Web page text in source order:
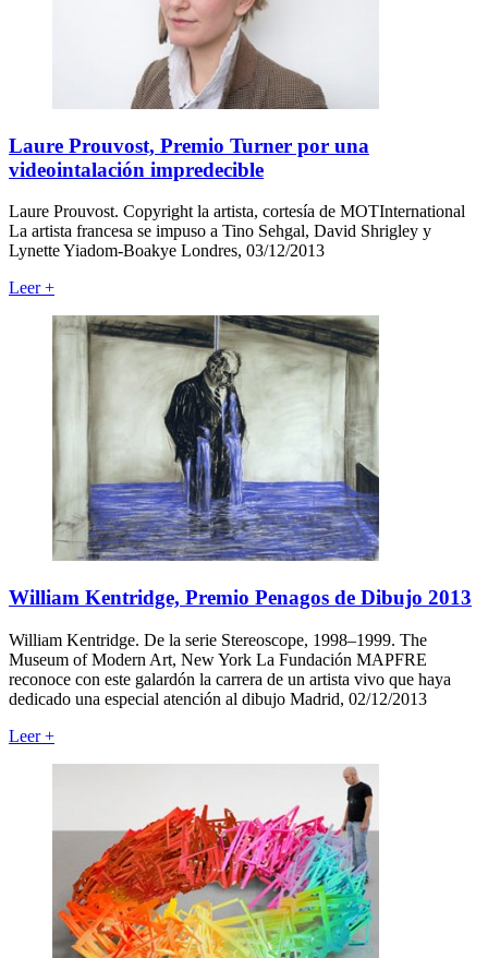
Laure Prouvost, Premio Turner por una
videointalación impredecible
Laure Prouvost. Copyright la artista, cortesía de MOTInternational
La artista francesa se impuso a Tino Sehgal, David Shrigley y
Lynette Yiadom-Boakye Londres, 03/12/2013
Leer+
William Kentridge, Premio Penagos de Dibujo 2013
William Kentridge. De la serie Stereoscope, 1998–1999. The
Museum of Modern Art, New York La Fundación MAPFRE
reconoce con este galardón la carrera de un artista vivo que haya
dedicado una especial atención al dibujo Madrid, 02/12/2013
Leer+